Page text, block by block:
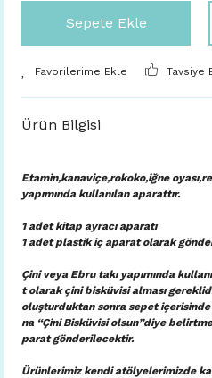
Sepete Ekle
Tavsiye
Ürün Bilgisi
Etamin,kanaviçe,rokoko,iğne
yapımında kullanılan aparattır.
1 adet kitap ayracı aparatı
1 adet plastik iç aparatolarak
Çini veya Ebru takı yapımında
t olarak çini bisküvisi alması
oluşturduktan sonra sepet
na “Çini Bisküvisi olsun”diye
parat gönderilecektir.
Ürünlerimiz kendi atölyelerimizde